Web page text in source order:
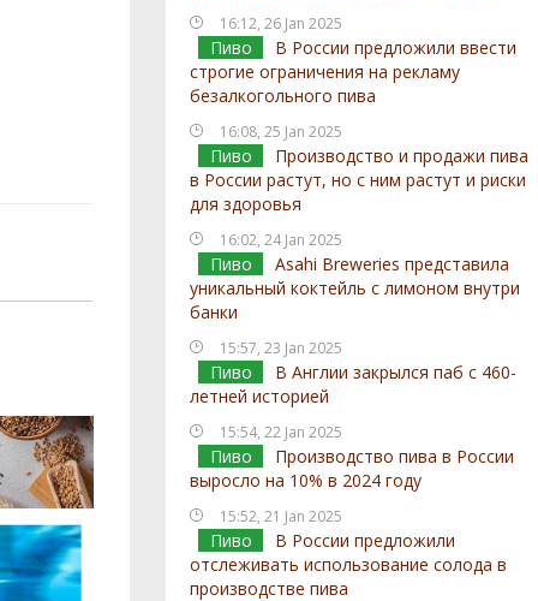
16:12, 26 Jan 2025
Пиво
В России предложили ввести
строгие ограничения на рекламу
безалкогольного пива
16:08, 25 Jan 2025
Пиво
Производство и продажи пива
в России растут, но с ним растут и риски
для здоровья
16:02, 24 Jan 2025
Пиво
Asahi Breweries представила
уникальный коктейль с лимоном внутри
банки
15:57, 23 Jan 2025
Пиво
В Англии закрылся паб с 460-
летней историей
15:54, 22 Jan 2025
Пиво
Производство пива в России
выросло на 10% в 2024 году
15:52, 21 Jan 2025
Пиво
В России предложили
отслеживать использование солода в
производстве пива